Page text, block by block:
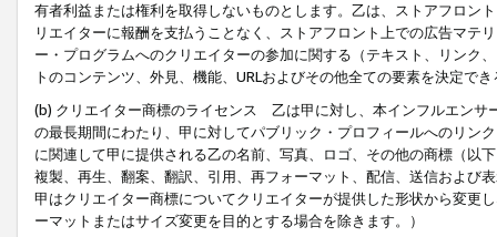
有者利益または権利を取得しないものとします。乙は、ストアフロン
リエイターに報酬を支払うことなく、ストアフロント上での広告マテ
ー・プログラムへのクリエイターの参加に関する（テキスト、リンク
トのコンテンツ、外見、機能、URLおよびその他全ての要素を決定で
(b) クリエイター商標のライセンス 乙は甲に対し、本インフルエンサ
の最長期間にわたり、甲に対してパブリック・プロフィールへのリン
に関連して甲に提供される乙の名前、写真、ロゴ、その他の商標（以
複製、再生、翻案、翻訳、引用、再フォーマット、配信、送信および
甲はクリエイター商標についてクリエイターが提供した形状から変更
ーマットまたはサイズ変更を目的とする場合を除きます。）